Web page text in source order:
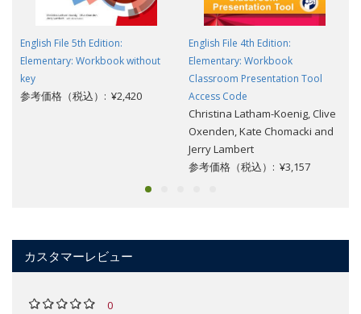
English File 5th Edition:
Elementary: Workbook without
key
参考価格（税込）: ¥2,420
English File 4th Edition:
Elementary: Workbook
Classroom Presentation Tool
Access Code
Christina Latham-Koenig, Clive
Oxenden, Kate Chomacki and
Jerry Lambert
参考価格（税込）: ¥3,157
カスタマーレビュー
0